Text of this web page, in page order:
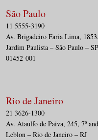
Cartões
o
São Paulo
11 5555-3190
Av. Brigadeiro Faria Lima,
Jardim Paulista – São Paulo – SP
01452-001
Rio de Janeiro
21 3626-1300
Av. Ataulfo de Paiva, 245, 7º
Leblon – Rio de Janeiro – RJ